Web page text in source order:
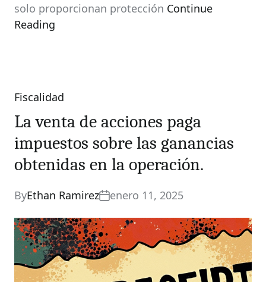
solo proporcionan protección Continue
Reading
Categories
Fiscalidad
La venta de acciones paga
impuestos sobre las ganancias
obtenidas en la operación.
ByEthan Ramirez enero 11, 2025